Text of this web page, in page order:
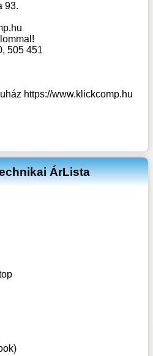
93.
505 451
https://www.klickcomp.hu
ÁrLista